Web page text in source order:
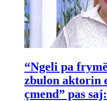
“Ngeli pa
zbulon aktorin
çmend” pas